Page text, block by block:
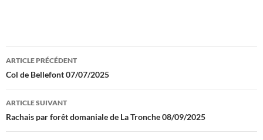
Navigation
des
articles
ARTICLE PRÉCÉDENT
Col de Bellefont 07/07/2025
ARTICLE SUIVANT
Rachais par forêt domaniale de La Tronche 08/09/2025